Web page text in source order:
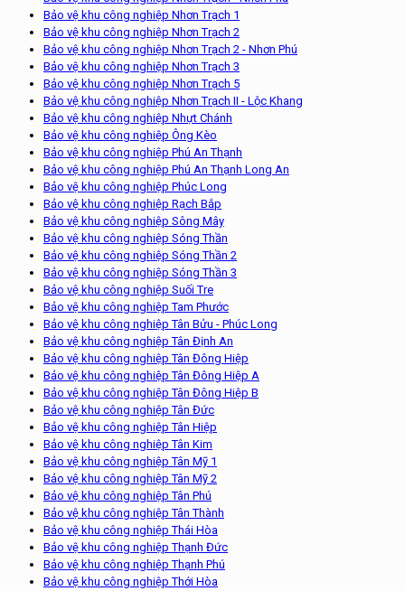
Bảo vệ khu công nghiệp Nhơn Trạch 1
Bảo vệ khu công nghiệp Nhơn Trạch 2
Bảo vệ khu công nghiệp Nhơn Trạch 2 - Nhơn Phú
Bảo vệ khu công nghiệp Nhơn Trạch 3
Bảo vệ khu công nghiệp Nhơn Trạch 5
Bảo vệ khu công nghiệp Nhơn Trạch II - Lộc Khang
Bảo vệ khu công nghiệp Nhựt Chánh
Bảo vệ khu công nghiệp Ông Kèo
Bảo vệ khu công nghiệp Phú An Thạnh
Bảo vệ khu công nghiệp Phú An Thạnh Long An
Bảo vệ khu công nghiệp Phúc Long
Bảo vệ khu công nghiệp Rạch Bắp
Bảo vệ khu công nghiệp Sông Mây
Bảo vệ khu công nghiệp Sóng Thần
Bảo vệ khu công nghiệp Sóng Thần 2
Bảo vệ khu công nghiệp Sóng Thần 3
Bảo vệ khu công nghiệp Suối Tre
Bảo vệ khu công nghiệp Tam Phước
Bảo vệ khu công nghiệp Tân Bửu - Phúc Long
Bảo vệ khu công nghiệp Tân Định An
Bảo vệ khu công nghiệp Tân Đông Hiệp
Bảo vệ khu công nghiệp Tân Đông Hiệp A
Bảo vệ khu công nghiệp Tân Đông Hiệp B
Bảo vệ khu công nghiệp Tân Đức
Bảo vệ khu công nghiệp Tân Hiệp
Bảo vệ khu công nghiệp Tân Kim
Bảo vệ khu công nghiệp Tân Mỹ 1
Bảo vệ khu công nghiệp Tân Mỹ 2
Bảo vệ khu công nghiệp Tân Phú
Bảo vệ khu công nghiệp Tân Thành
Bảo vệ khu công nghiệp Thái Hòa
Bảo vệ khu công nghiệp Thạnh Đức
Bảo vệ khu công nghiệp Thạnh Phú
Bảo vệ khu công nghiệp Thới Hòa